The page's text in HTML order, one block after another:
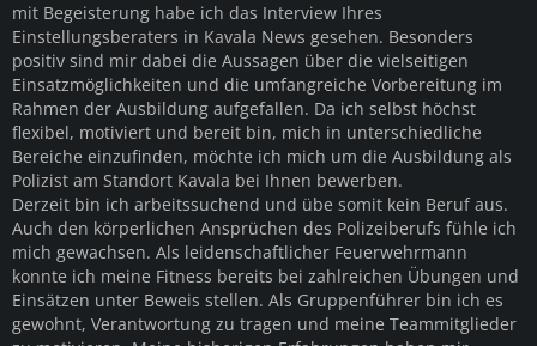
mit Begeisterung habe ich das Interview Ihres
Einstellungsberaters in Kavala News gesehen. Besonders
positiv sind mir dabei die Aussagen über die vielseitigen
Einsatzmöglichkeiten und die umfangreiche Vorbereitung im
Rahmen der Ausbildung aufgefallen. Da ich selbst höchst
ﬂexibel, motiviert und bereit bin, mich in unterschiedliche
Bereiche einzuﬁnden, möchte ich mich um die Ausbildung als
Polizist am Standort Kavala bei Ihnen bewerben.
Derzeit bin ich arbeitssuchend und übe somit kein Beruf aus.
Auch den körperlichen Ansprüchen des Polizeiberufs fühle ich
mich gewachsen. Als leidenschaftlicher Feuerwehrmann
konnte ich meine Fitness bereits bei zahlreichen Übungen und
Einsätzen unter Beweis stellen. Als Gruppenführer bin ich es
gewohnt, Verantwortung zu tragen und meine Teammitglieder